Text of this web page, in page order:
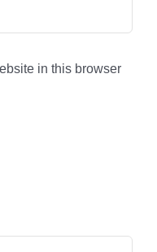
in this browser